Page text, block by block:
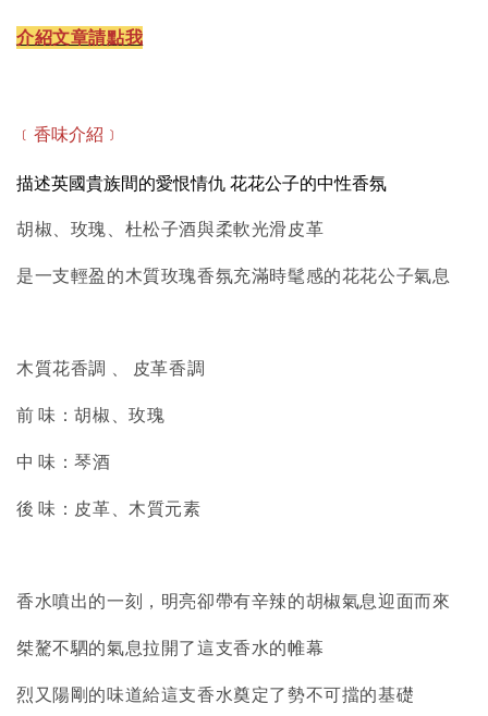
介紹文章請點我
﹝香味介紹﹞
描述英國貴族間的愛恨情仇 花花公子的中性香氛
胡椒、玫瑰、杜松子酒與柔軟光滑皮革
是一支輕盈的木質玫瑰香氛充滿時髦感的花花公子氣息
木質花香調 、 皮革香調
前 味：胡椒、玫瑰
中 味：琴酒
後 味：皮革、木質元素
香水噴出的一刻，明亮卻帶有辛辣的胡椒氣息迎面而來
桀驁不駟的氣息拉開了這支香水的帷幕
烈又陽剛的味道給這支香水奠定了勢不可擋的基礎